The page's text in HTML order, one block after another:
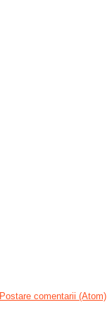
Postare comentarii (Atom)